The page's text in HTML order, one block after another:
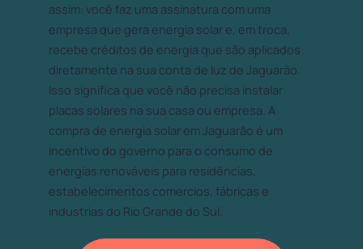
assim: você faz uma assinatura com uma
empresa que gera energia solar e, em troca,
recebe créditos de energia que são aplicados
diretamente na sua conta de luz de Jaguarão.
Isso significa que você não precisa instalar
placas solares na sua casa ou empresa. A
compra de energia solar em Jaguarão é um
incentivo do governo para o consumo de
energias renováveis para residências,
estabelecimentos comercios, fábricas e
industrias do Rio Grande do Sul.